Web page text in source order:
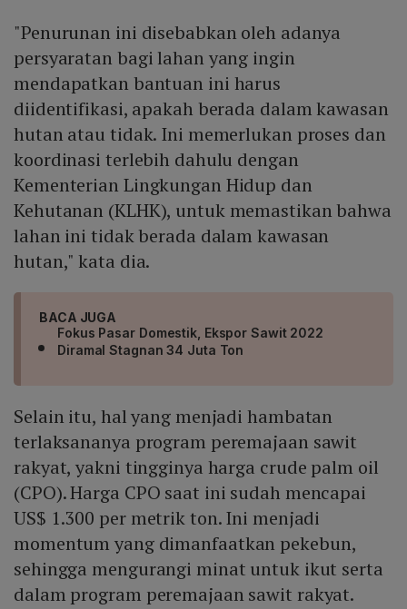
"Penurunan ini disebabkan oleh adanya
persyaratan bagi lahan yang ingin
mendapatkan bantuan ini harus
diidentifikasi, apakah berada dalam kawasan
hutan atau tidak. Ini memerlukan proses dan
koordinasi terlebih dahulu dengan
Kementerian Lingkungan Hidup dan
Kehutanan (KLHK), untuk memastikan bahwa
lahan ini tidak berada dalam kawasan
hutan," kata dia.
BACA JUGA
Fokus Pasar Domestik, Ekspor Sawit 2022
Diramal Stagnan 34 Juta Ton
Selain itu, hal yang menjadi hambatan
terlaksananya program peremajaan sawit
rakyat, yakni tingginya harga crude palm oil
(CPO). Harga CPO saat ini sudah mencapai
US$ 1.300 per metrik ton. Ini menjadi
momentum yang dimanfaatkan pekebun,
sehingga mengurangi minat untuk ikut serta
dalam program peremajaan sawit rakyat.